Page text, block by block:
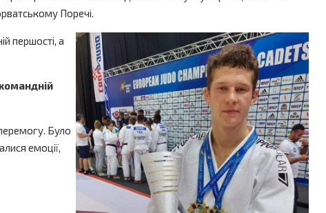
Поречі.
першості, а
Було
емоції,